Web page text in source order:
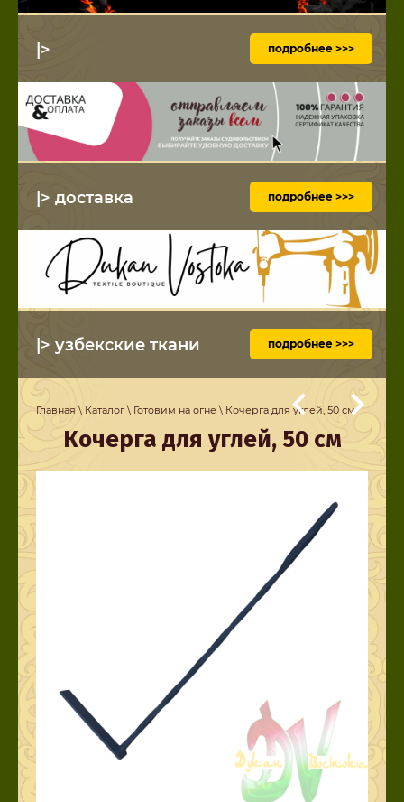
|> подробнее >>>
|> доставка подробнее >>>
|> узбекские ткани подробнее >>>
Главная \ Каталог\ Готовим на огне \ Кочерга для углей, 50 см
Кочерга для углей, 50 см